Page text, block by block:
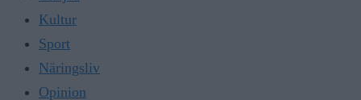
Kultur
Sport
Näringsliv
Opinion